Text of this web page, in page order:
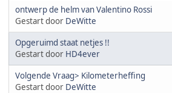
ontwerp de helm van Valentino Rossi
Gestart door DeWitte
Opgeruimd staat netjes !!
Gestart door HD4ever
Volgende Vraag> Kilometerheffing
Gestart door DeWitte